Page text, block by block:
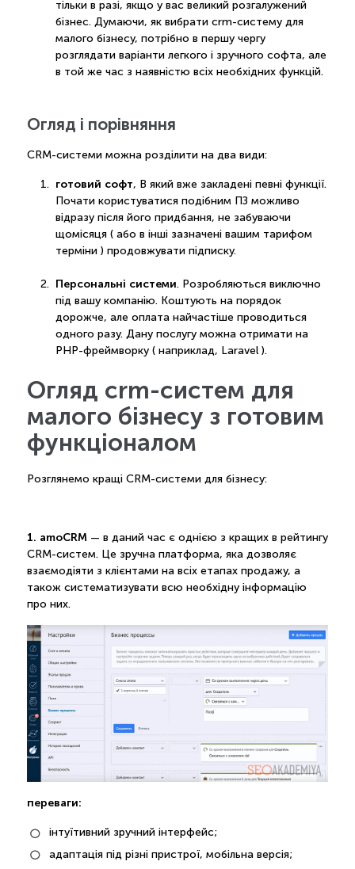
тільки в разі, якщо у вас великий розгалужений
бізнес. Думаючи, як вибрати crm-систему для
малого бізнесу, потрібно в першу чергу
розглядати варіанти легкого і зручного софта, але
в той же час з наявністю всіх необхідних функцій.
Огляд і порівняння
CRM-системи можна розділити на два види:
готовий софт, В який вже закладені певні функції.
Почати користуватися подібним ПЗ можливо
відразу після його придбання, не забуваючи
щомісяця ( або в інші зазначені вашим тарифом
терміни ) продовжувати підписку.
Персональні системи. Розробляються виключно
під вашу компанію. Коштують на порядок
дорожче, але оплата найчастіше проводиться
одного разу. Дану послугу можна отримати на
PHP-фреймворку ( наприклад, Laravel ).
Огляд crm-систем для
малого бізнесу з готовим
функціоналом
Розглянемо кращі CRM-системи для бізнесу:
1. amoCRM— в даний час є однією з кращих в рейтингу
CRM-систем. Це зручна платформа, яка дозволяє
взаємодіяти з клієнтами на всіх етапах продажу, а
також систематизувати всю необхідну інформацію
про них.
переваги:
інтуїтивний зручний інтерфейс;
адаптація під різні пристрої, мобільна версія;